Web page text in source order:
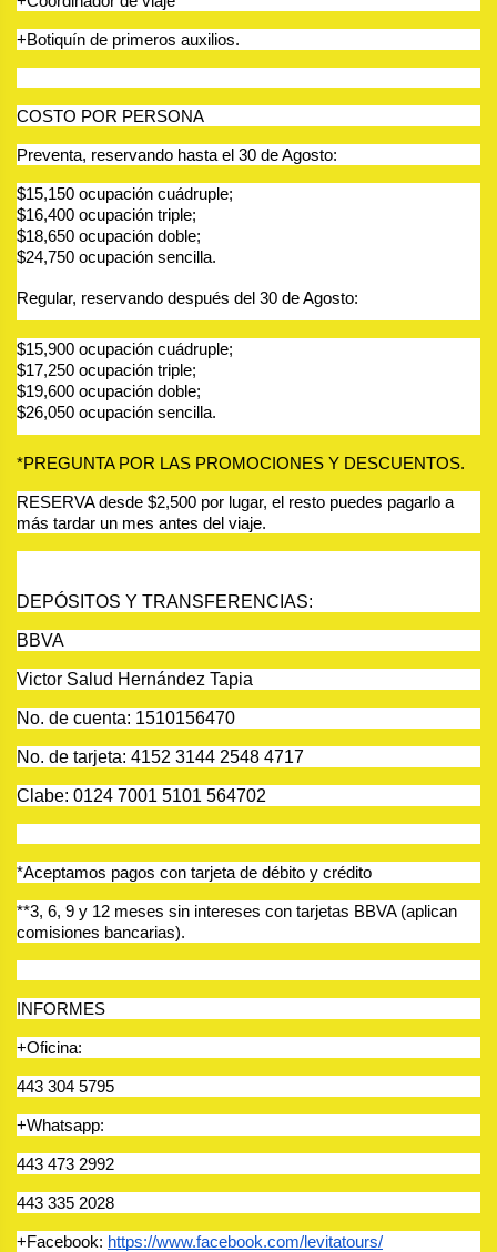
+Botiquín de primeros auxilios.
COSTO POR PERSONA
Preventa, reservando hasta el 30 de Agosto:
$15,150 ocupación cuádruple;
$16,400 ocupación triple;
$18,650 ocupación doble;
$24,750 ocupación sencilla.
Regular, reservando después del 30 de Agosto:
$15,900 ocupación cuádruple;
$17,250 ocupación triple;
$19,600 ocupación doble;
$26,050 ocupación sencilla.
*PREGUNTA POR LAS PROMOCIONES Y DESCUENTOS.
RESERVA desde $2,500 por lugar, el resto puedes pagarlo a
más tardar un mes antes del viaje.
DEPÓSITOS Y TRANSFERENCIAS:
BBVA
Victor Salud Hernández Tapia
No. de cuenta: 1510156470
No. de tarjeta: 4152 3144 2548 4717
Clabe: 0124 7001 5101 564702
*Aceptamos pagos con tarjeta de débito y crédito
**3, 6, 9 y 12 meses sin intereses con tarjetas BBVA (aplican
comisiones bancarias).
INFORMES
+Oficina:
443 304 5795
+Whatsapp:
443 473 2992
443 335 2028
+Facebook: https://www.facebook.com/levitatours/